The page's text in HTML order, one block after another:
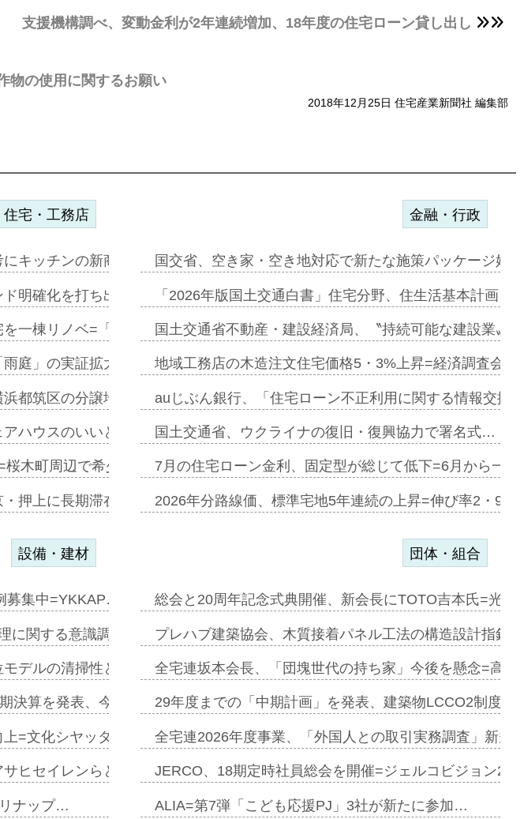
支援機構調べ、変動金利が2年連続増加、18年度の住宅ローン貸し出し
物の使用に関するお願い
2018年12月25日 住宅産業新聞社 編集部
住宅・工務店
キッチンの新商品=「ファミーレキ…
明確化を打ち出す=年内にも城南エ…
を一棟リノベ=「職住遊」融合型の賃…
庭」の実証拡大へ=ガーデンカフェ…
都筑区の分譲地開発で初協業=お互…
ハウスのいいとこどりのコリビング…
桜木町周辺で希少価値のある2階建…
押上に長期滞在型ホテル第1弾が開…
金融・行政
国交省、空き家・空き地対応で新たな施策パッケージ始
「2026年版国土交通白書」住宅分野、住生活基本計画
国土交通省不動産・建設経済局、〝持続可能な建設業〟
地域工務店の木造注文住宅価格5・3%上昇=経済調査会
auじぶん銀行、「住宅ローン不正利用に関する情報交換
国土交通省、ウクライナの復旧・復興協力で署名式…
7月の住宅ローン金利、固定型が総じて低下=6月から一
2026年分路線価、標準宅地5年連続の上昇=伸び率2・
設備・建材
募集中=YKKAP…
に関する意識調査=Nature…
モデルの清掃性と安全性追加=リンナ…
決算を発表、今期は増収見込む=…
=文化シヤッター…
ヒセイレンらと協働開発開始=三協…
ナップ…
団体・組合
総会と20周年記念式典開催、新会長にTOTO吉本氏=光
プレハブ建築協会、木質接着パネル工法の構造設計指針
全宅連坂本会長、「団塊世代の持ち家」今後を懸念=高
29年度までの「中期計画」を発表、建築物LCCO2制度
全宅連2026年度事業、「外国人との取引実務調査」新規
JERCO、18期定時社員総会を開催=ジェルコビジョン
ALIA=第7弾「こども応援PJ」3社が新たに参加…